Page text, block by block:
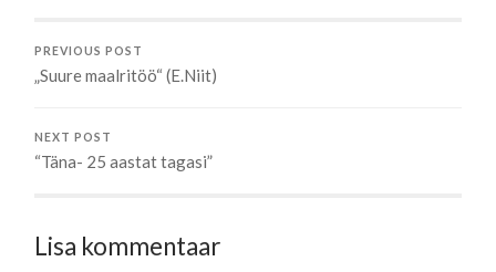
PREVIOUS POST
„Suure maalritöö“ (E.Niit)
NEXT POST
“Täna- 25 aastat tagasi”
Lisa kommentaar